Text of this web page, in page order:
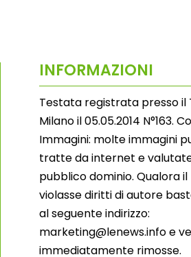
INFORMAZIONI
Testata registrata presso il
Milano il 05.05.2014 N°163.
Immagini: molte immagini
tratte da internet e
pubblico dominio. Qualora
violasse diritti di autore
al seguente indirizzo:
marketing@lenews.info e
immediatamente rimosse.